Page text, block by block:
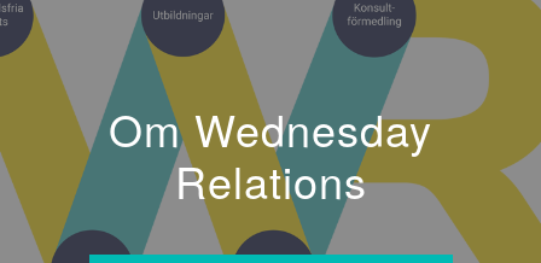
Om Wednesday
Relations